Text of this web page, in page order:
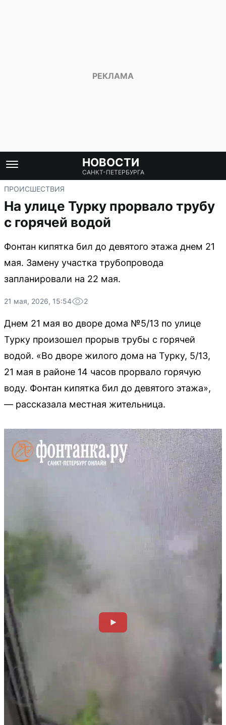
НОВОСТИ
САНКТ-ПЕТЕРБУРГА
ПРОИСШЕСТВИЯ
На улице Турку прорвало трубу
с горячей водой
Фонтан кипятка бил до девятого этажа днем 21
мая. Замену участка трубопровода
запланировали на 22 мая.
21 мая, 2026, 15:54 2
Днем 21 мая во дворе дома №5/13 по улице
Турку произошел прорыв трубы с горячей
водой. «Во дворе жилого дома на Турку, 5/13,
21 мая в районе 14 часов прорвало горячую
воду. Фонтан кипятка бил до девятого этажа»,
— рассказала местная жительница.